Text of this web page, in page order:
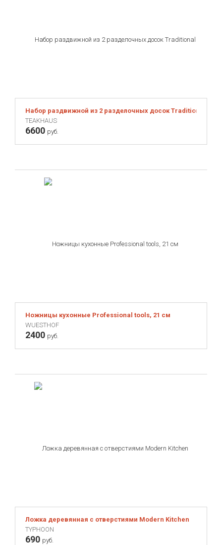
Набор раздвижной из 2 разделочных досок Traditional
TEAKHAUS
6600 руб.
Ножницы кухонные Professional tools, 21 см
WUESTHOF
2400 руб.
Ложка деревянная с отверстиями Modern Kitchen
TYPHOON
690 руб.